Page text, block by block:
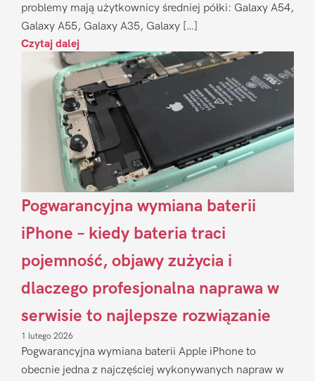
problemy mają użytkownicy średniej półki: Galaxy A54,
Galaxy A55, Galaxy A35, Galaxy […]
Czytaj dalej
Pogwarancyjna wymiana baterii
iPhone – kiedy bateria traci
pojemność, objawy zużycia i
dlaczego profesjonalna naprawa w
serwisie to najlepsze rozwiązanie
1 lutego 2026
Pogwarancyjna wymiana baterii Apple iPhone to
obecnie jedna z najczęściej wykonywanych napraw w